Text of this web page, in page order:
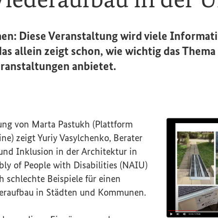
Diese Veranstaltung wird viele
allein zeigt schon, wie wichtig das
anbietet.
von Marta Pastukh (Plattform
zeigt Yuriy Vasylchenko, Berater
Inklusion in der Architektur in
of People with Disabilities (NAIU)
schlechte Beispiele für einen
in Städten und Kommunen.